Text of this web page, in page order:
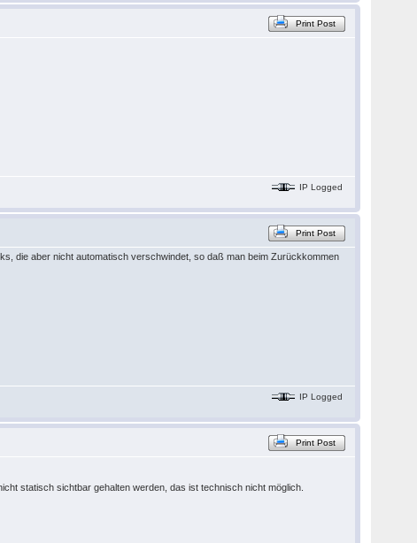
Print Post
IP Logged
Print Post
die aber nicht automatisch verschwindet, so daß man beim Zurückkommen
IP Logged
Print Post
statisch sichtbar gehalten werden, das ist technisch nicht möglich.